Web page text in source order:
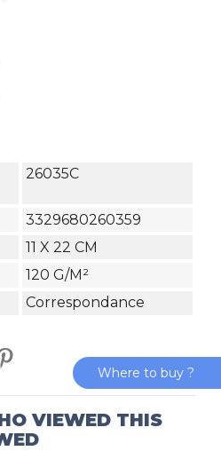
26035C
3329680260359
11 X 22 CM
120 G/m²
Correspondance
VIEWED THIS
Where to buy ?